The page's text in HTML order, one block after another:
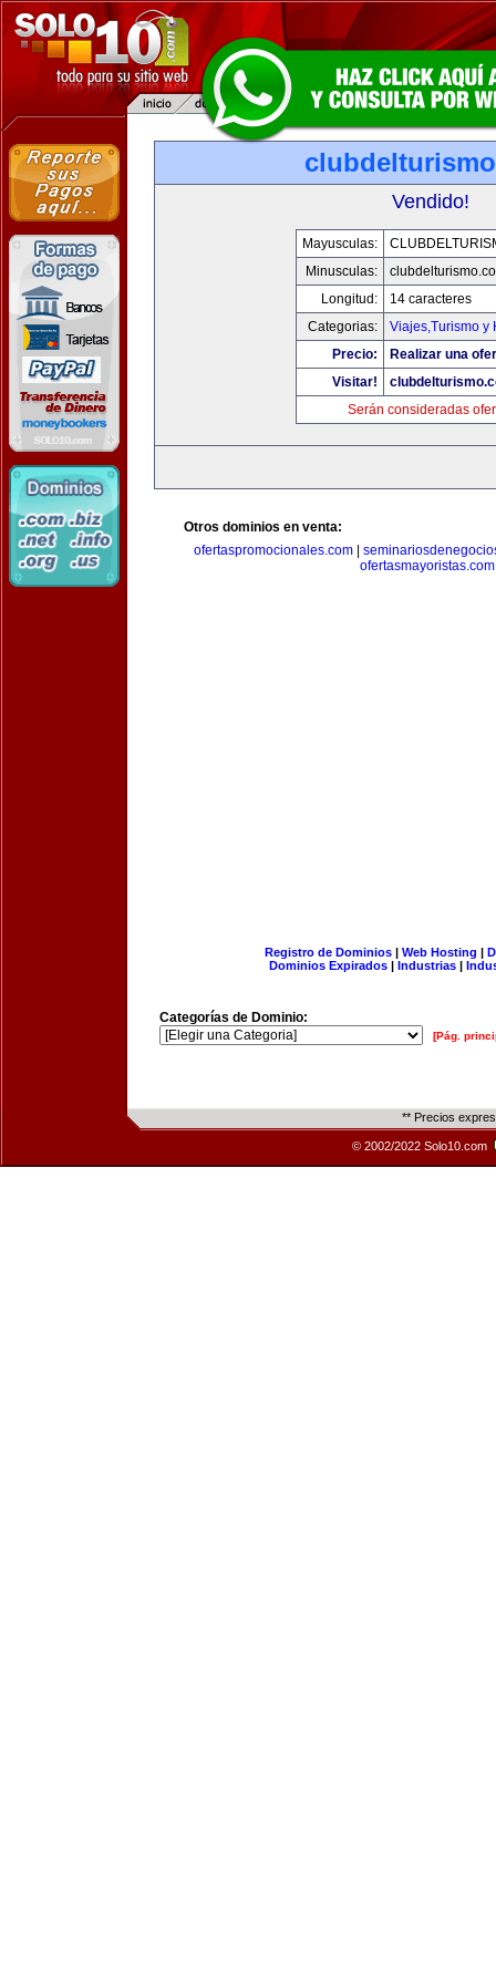
Vendido!
Mayusculas:
Minusculas:
Longitud:
14 caracteres
Categorias:
Viajes,Turismo y
Precio:
Realizar una
Visitar!
Serán consideradas
Otros dominios en venta:
ofertaspromocionales.com
ofertasmayoristas.com
Registro de Dominios| Web Hosting |
Dominios Expirados | Industrias |
Categorías de Dominio:
[Pág.
** Precios
© 2002/2022 Solo10.com